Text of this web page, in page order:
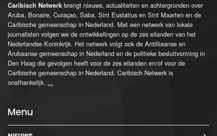
Caribisch Netwerk brengt nieuws, actualiteiten en achtergronden over
Aruba, Bonaire, Curaçao, Saba, Sint Eustatius en Sint Maarten en de
Caribische gemeenschap in Nederland. Met een netwerk van lokale
journalisten volgen we de ontwikkelingen op de zes eilanden van het
Nederlandse Koninkrijk. Het netwerk volgt ook de Antilliaanse en
Arubaanse gemeenschap in Nederland en de politieke besluitvorming in
Den Haag die gevolgen heeft voor de zes eilanden en/of voor de
Caribische gemeenschap in Nederland. Caribisch Netwerk is
onafhankelijk. ...
Menu